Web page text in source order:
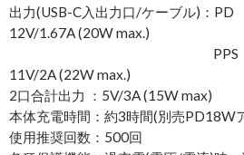
出力(USB-C入出力口/ケーブル)：
12V/1.67A (20W max.)
PPS 5V-5.9V/
11V/2A (22W max.)
2口合計出力 ：5V/3A (15W max)
本体充電時間：約3時間(別売PD18W
使用推奨回数：500回